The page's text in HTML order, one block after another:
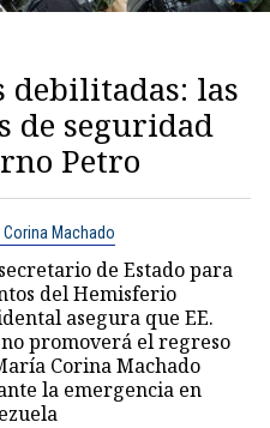
debilitadas: las
de seguridad
Petro
Corina Machado
de Estado para
del Hemisferio
asegura que EE.
promoverá el regreso
Corina Machado
la emergencia en